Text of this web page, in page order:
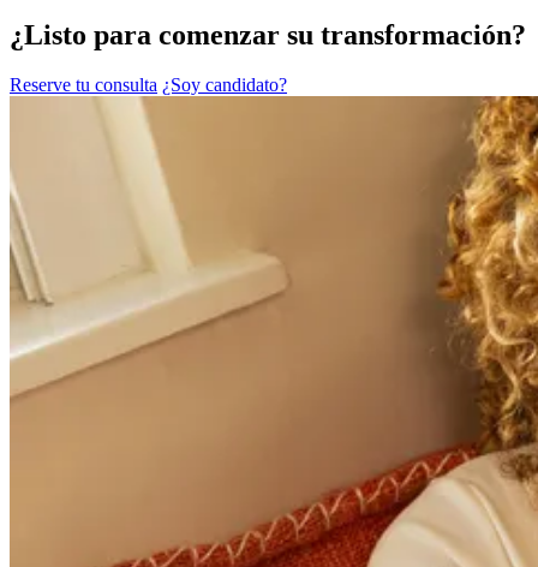
¿Listo para comenzar su transformación?
Reserve tu consulta ¿Soy candidato?